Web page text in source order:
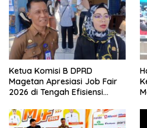
Ketua Komisi B DPRD
Magetan Apresiasi Job Fair
2026 di Tengah Efisiensi